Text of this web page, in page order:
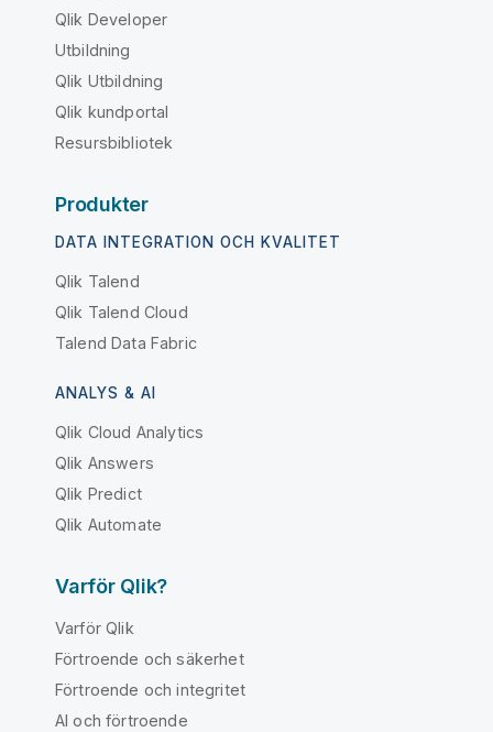
Qlik Developer
Utbildning
Qlik Utbildning
Qlik kundportal
Resursbibliotek
Produkter
DATA INTEGRATION OCH KVALITET
Qlik Talend
Qlik Talend Cloud
Talend Data Fabric
ANALYS & AI
Qlik Cloud Analytics
Qlik Answers
Qlik Predict
Qlik Automate
Varför Qlik?
Varför Qlik
Förtroende och säkerhet
Förtroende och integritet
AI och förtroende